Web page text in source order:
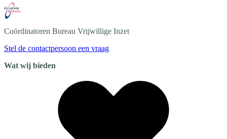
Coördinatoren Bureau Vrijwillige Inzet
Stel de contactpersoon een vraag
Wat wij bieden